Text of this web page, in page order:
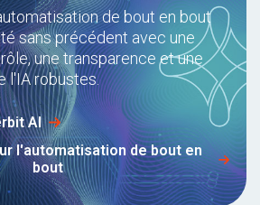
de bout en bout
sans précédent avec une
une transparence et une
l'IA robustes.
AI
l'automatisation de bout en
bout